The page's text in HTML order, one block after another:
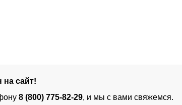
на сайт!
8 (800) 775-82-29, и мы с вами свяжемся.